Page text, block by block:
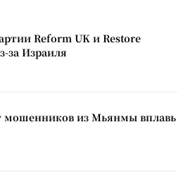
Reform UK и Restore
за Израиля
мошенников из Мьянмы вплавь